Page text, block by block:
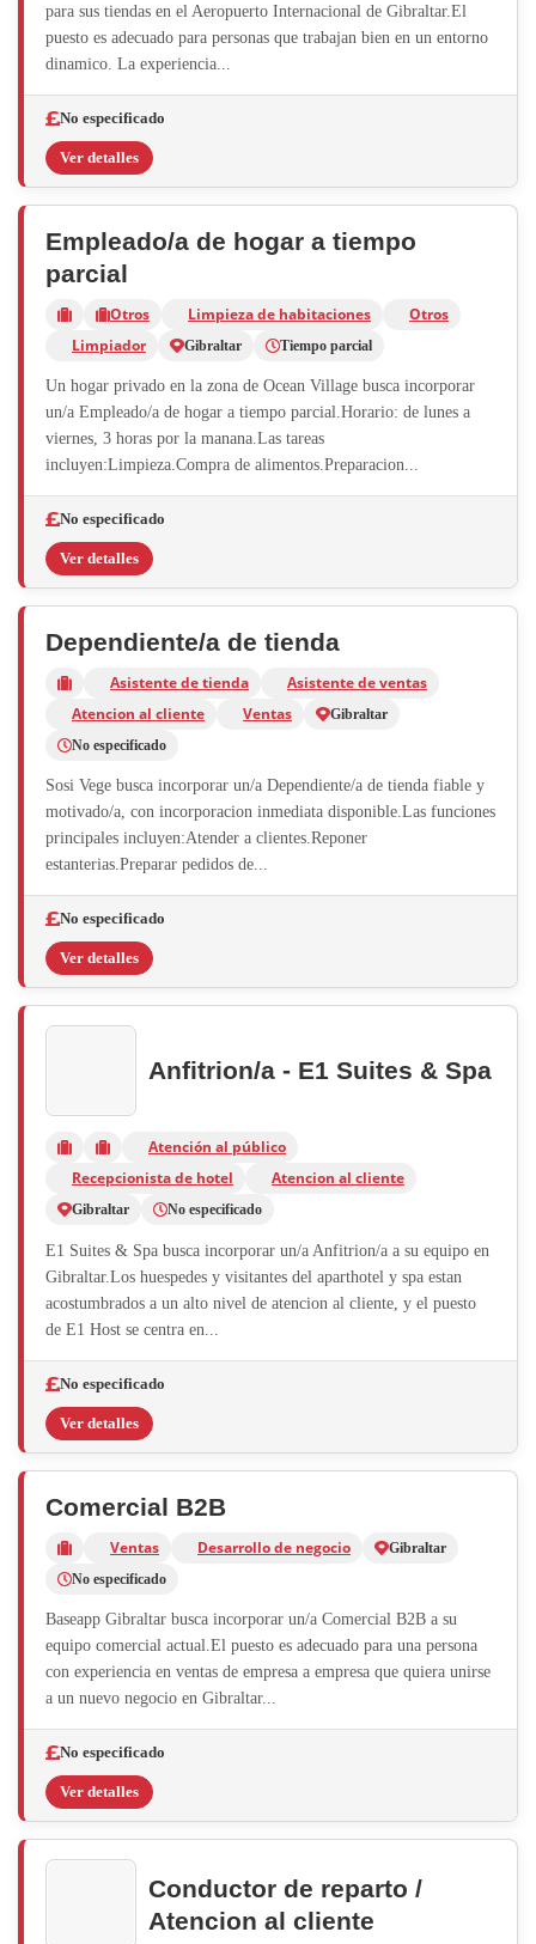
para sus tiendas en el Aeropuerto Internacional de Gibraltar.El
puesto es adecuado para personas que trabajan bien en un entorno
dinamico. La experiencia...
No especificado
Ver detalles
Empleado/a de hogar a tiempo
parcial
Otros Limpieza de habitaciones
Otros
Limpiador
Gibraltar Tiempo parcial
Un hogar privado en la zona de Ocean Village busca incorporar
un/a Empleado/a de hogar a tiempo parcial.Horario: de lunes a
viernes, 3 horas por la manana.Las tareas
incluyen:Limpieza.Compra de alimentos.Preparacion...
No especificado
Ver detalles
Dependiente/a de tienda
Asistente de tienda
Asistente de ventas
Atencion al cliente
Ventas
Gibraltar
No especificado
Sosi Vege busca incorporar un/a Dependiente/a de tienda fiable y
motivado/a, con incorporacion inmediata disponible.Las funciones
principales incluyen:Atender a clientes.Reponer
estanterias.Preparar pedidos de...
No especificado
Ver detalles
Anfitrion/a - E1 Suites & Spa
Atención al público
Recepcionista de hotel
Atencion al cliente
Gibraltar No especificado
E1 Suites & Spa busca incorporar un/a Anfitrion/a a su equipo en
Gibraltar.Los huespedes y visitantes del aparthotel y spa estan
acostumbrados a un alto nivel de atencion al cliente, y el puesto
de E1 Host se centra en...
No especificado
Ver detalles
Comercial B2B
Ventas Desarrollo de negocio
Gibraltar
No especificado
Baseapp Gibraltar busca incorporar un/a Comercial B2B a su
equipo comercial actual.El puesto es adecuado para una persona
con experiencia en ventas de empresa a empresa que quiera unirse
a un nuevo negocio en Gibraltar...
No especificado
Ver detalles
Conductor de reparto /
Atencion al cliente